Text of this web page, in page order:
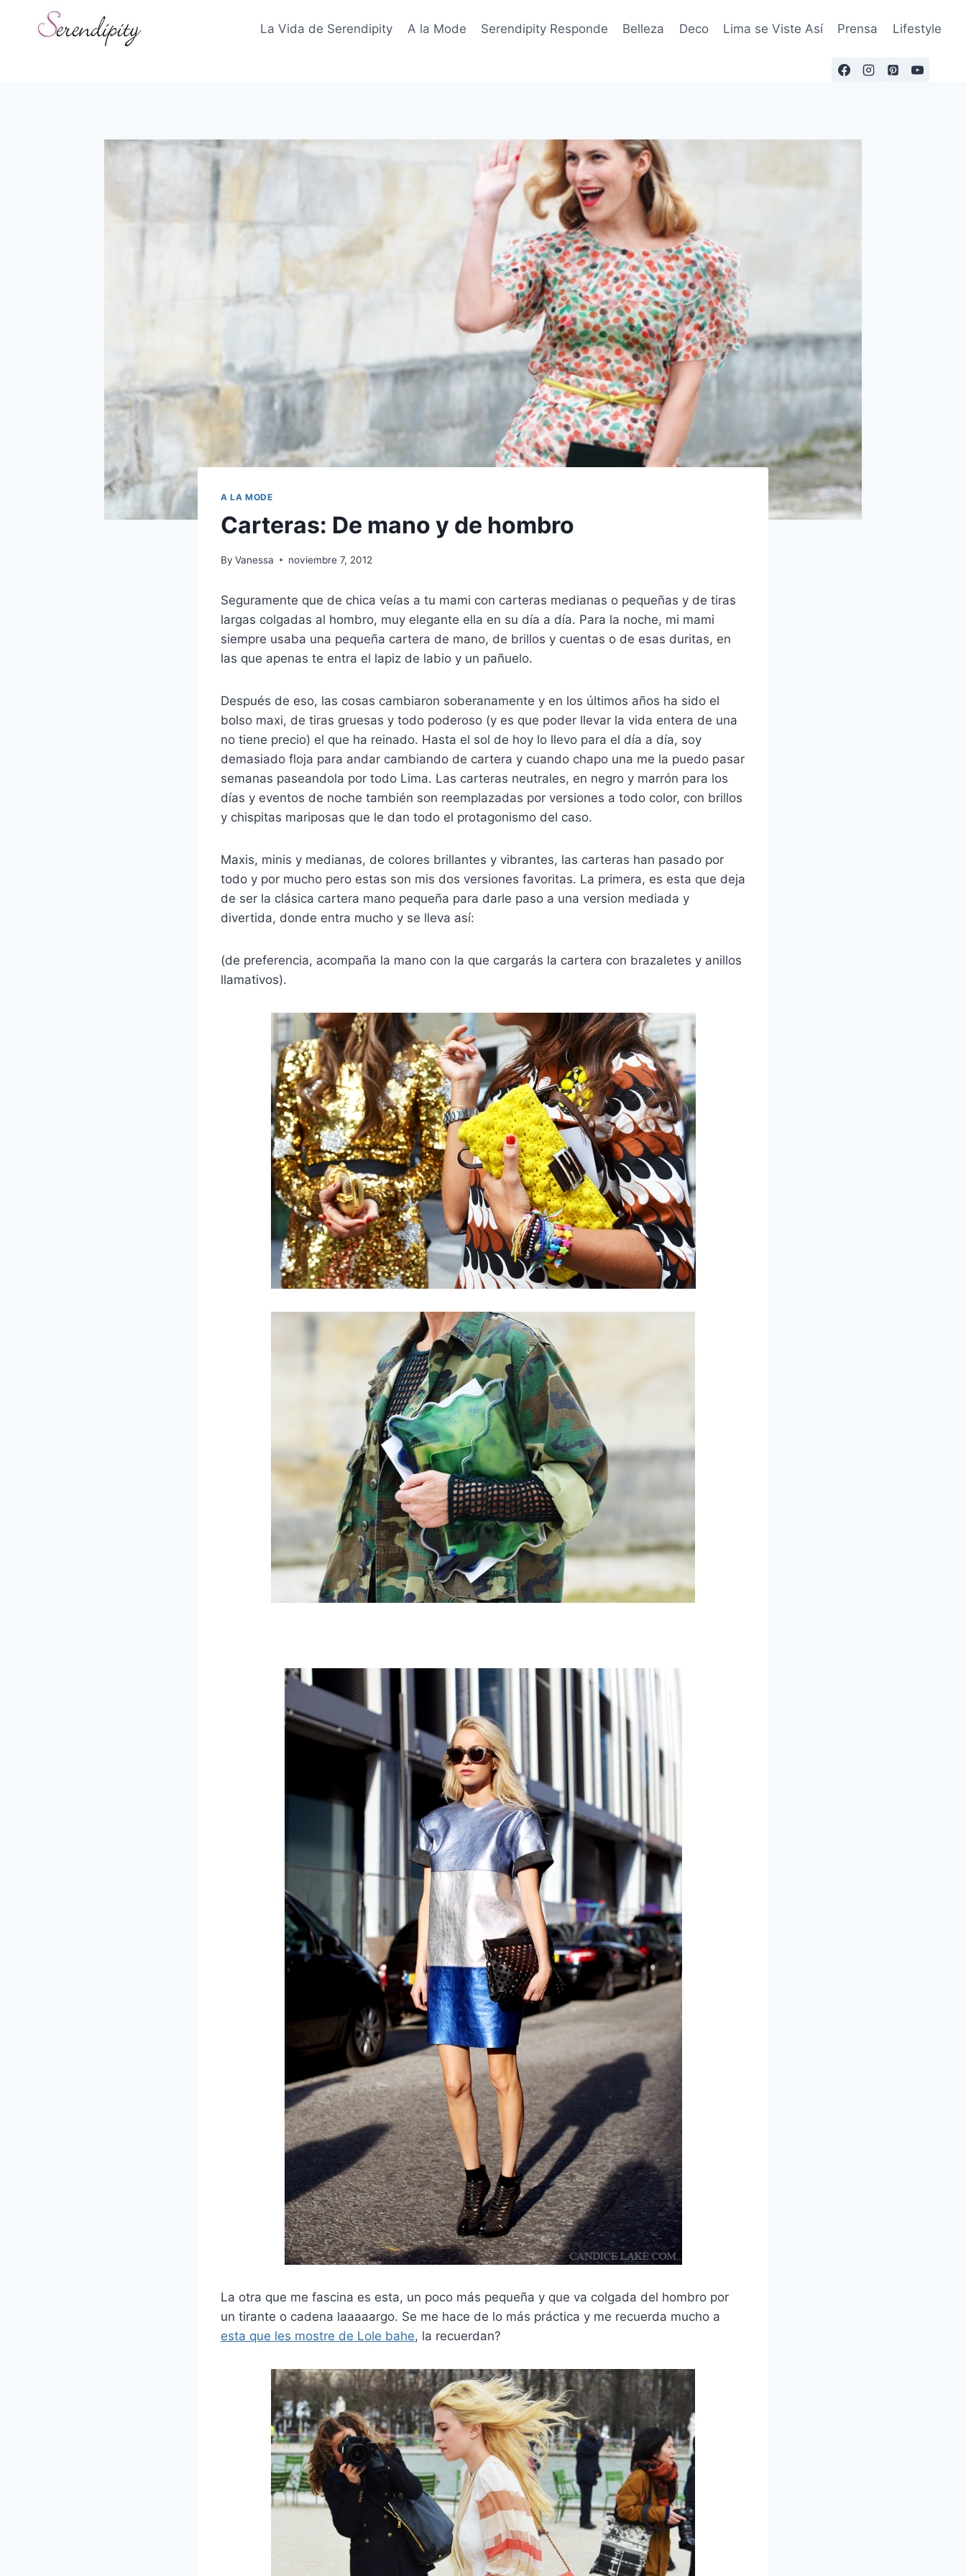
La Vida de Serendipity A la Mode Serendipity Responde Belleza Deco Lima se Viste Así Prensa Lifestyle
A LA MODE
Carteras: De mano y de hombro
By Vanessa noviembre 7, 2012
Seguramente que de chica veías a tu mami con carteras medianas o pequeñas y de tiras
largas colgadas al hombro, muy elegante ella en su día a día. Para la noche, mi mami
siempre usaba una pequeña cartera de mano, de brillos y cuentas o de esas duritas, en
las que apenas te entra el lapiz de labio y un pañuelo.
Después de eso, las cosas cambiaron soberanamente y en los últimos años ha sido el
bolso maxi, de tiras gruesas y todo poderoso (y es que poder llevar la vida entera de una
no tiene precio) el que ha reinado. Hasta el sol de hoy lo llevo para el día a día, soy
demasiado floja para andar cambiando de cartera y cuando chapo una me la puedo pasar
semanas paseandola por todo Lima. Las carteras neutrales, en negro y marrón para los
días y eventos de noche también son reemplazadas por versiones a todo color, con brillos
y chispitas mariposas que le dan todo el protagonismo del caso.
Maxis, minis y medianas, de colores brillantes y vibrantes, las carteras han pasado por
todo y por mucho pero estas son mis dos versiones favoritas. La primera, es esta que deja
de ser la clásica cartera mano pequeña para darle paso a una version mediada y
divertida, donde entra mucho y se lleva así:
(de preferencia, acompaña la mano con la que cargarás la cartera con brazaletes y anillos
llamativos).
La otra que me fascina es esta, un poco más pequeña y que va colgada del hombro por
un tirante o cadena laaaaargo. Se me hace de lo más práctica y me recuerda mucho a
esta que les mostre de Lole bahe, la recuerdan?